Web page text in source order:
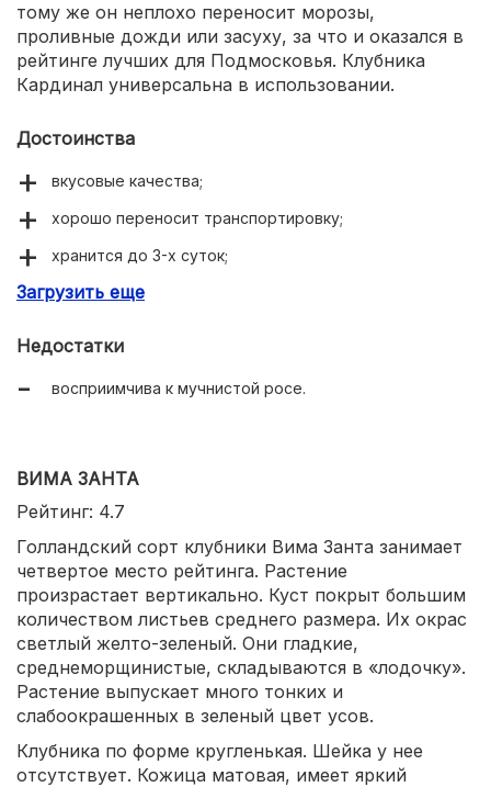
тому же он неплохо переносит морозы,
проливные дожди или засуху, за что и оказался в
рейтинге лучших для Подмосковья. Клубника
Кардинал универсальна в использовании.
Достоинства
вкусовые качества;
хорошо переносит транспортировку;
хранится до 3-х суток;
отличный аромат сохраняется даже после
Загрузить еще
Недостатки
восприимчива к мучнистой росе.
ВИМА ЗАНТА
Рейтинг: 4.7
Голландский сорт клубники Вима Занта занимает
четвертое место рейтинга. Растение
произрастает вертикально. Куст покрыт большим
количеством листьев среднего размера. Их окрас
светлый желто-зеленый. Они гладкие,
среднеморщинистые, складываются в «лодочку».
Растение выпускает много тонких и
слабоокрашенных в зеленый цвет усов.
Клубника по форме кругленькая. Шейка у нее
отсутствует. Кожица матовая, имеет яркий